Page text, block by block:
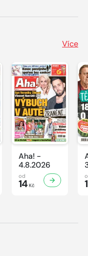
Více
Aha! -
4.8.2026
od
14Kč